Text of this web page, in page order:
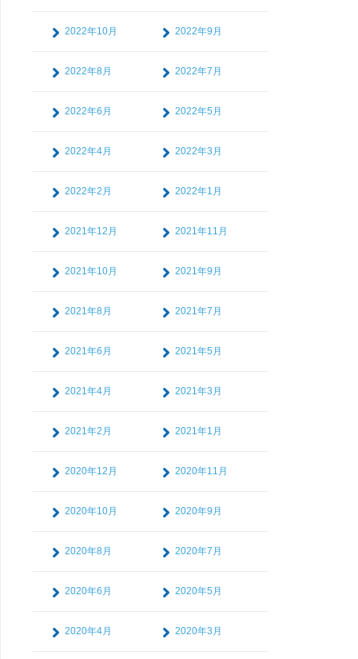
2022年10月 2022年9月
2022年8月 2022年7月
2022年6月 2022年5月
2022年4月 2022年3月
2022年2月 2022年1月
2021年12月 2021年11月
2021年10月 2021年9月
2021年8月 2021年7月
2021年6月 2021年5月
2021年4月 2021年3月
2021年2月 2021年1月
2020年12月 2020年11月
2020年10月 2020年9月
2020年8月 2020年7月
2020年6月 2020年5月
2020年4月 2020年3月